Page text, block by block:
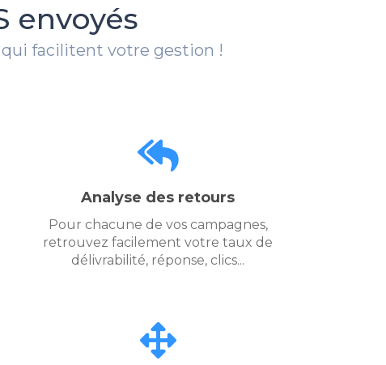
envoyés
facilitent votre gestion !
Analyse des retours
Pour chacune de vos campagnes,
retrouvez facilement votre taux de
délivrabilité, réponse, clics...